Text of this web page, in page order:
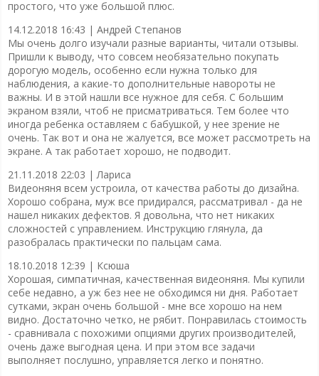
простого, что уже большой плюс.
14.12.2018 16:43 | Андрей Степанов
Мы очень долго изучали разные варианты, читали отзывы.
Пришли к выводу, что совсем необязательно покупать
дорогую модель, особенно если нужна только для
наблюдения, а какие-то дополнительные навороты не
важны. И в этой нашли все нужное для себя. С большим
экраном взяли, чтоб не присматриваться. Тем более что
иногда ребенка оставляем с бабушкой, у нее зрение не
очень. Так вот и она не жалуется, все может рассмотреть на
экране. А так работает хорошо, не подводит.
21.11.2018 22:03 |Лариса
Видеоняня всем устроила, от качества работы до дизайна.
Хорошо собрана, муж все придирался, рассматривал - да не
нашел никаких дефектов. Я довольна, что нет никаких
сложностей с управлением. Инструкцию глянула, да
разобралась практически по пальцам сама.
18.10.2018 12:39 | Ксюша
Хорошая, симпатичная, качественная видеоняня. Мы купили
себе недавно, а уж без нее не обходимся ни дня. Работает
сутками, экран очень большой - мне все хорошо на нем
видно. Достаточно четко, не рябит. Понравилась стоимость
- сравнивала с похожими опциями других производителей,
очень даже выгодная цена. И при этом все задачи
выполняет послушно, управляется легко и понятно.